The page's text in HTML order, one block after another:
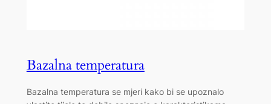
Bazalna temperatura
Bazalna temperatura se mjeri kako bi se upoznalo